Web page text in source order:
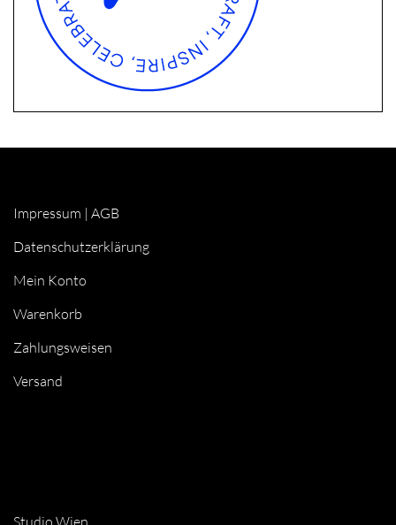
Impressum | AGB
Datenschutzerklärung
Mein Konto
Warenkorb
Zahlungsweisen
Versand
Studio Wien